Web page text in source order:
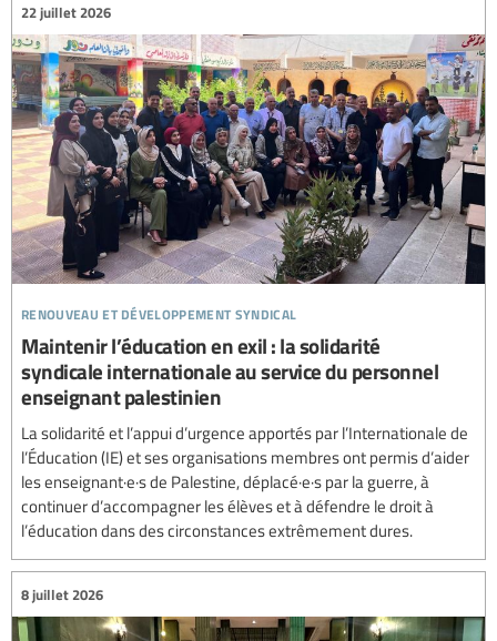
renouveau et développement syndical
22 juillet 2026
Maintenir l’éducation en exil : la solidarité
syndicale internationale au service du personnel
enseignant palestinien
La solidarité et l’appui d’urgence apportés par l’Internationale de
l’Éducation (IE) et ses organisations membres ont permis d’aider
les enseignant·e·s de Palestine, déplacé·e·s par la guerre, à
continuer d’accompagner les élèves et à défendre le droit à
l’éducation dans des circonstances extrêmement dures.
8 juillet 2026